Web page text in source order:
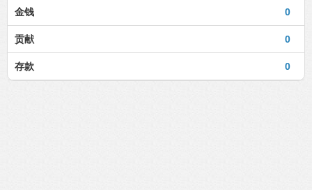
0
金钱
0
贡献
0
存款